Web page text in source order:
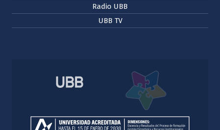
Radio UBB
UBB TV